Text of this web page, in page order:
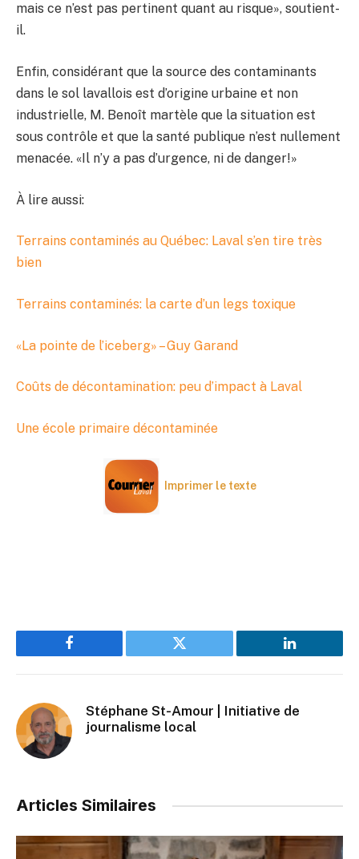
mais ce n’est pas pertinent quant au risque», soutient-
il.
Enfin, considérant que la source des contaminants
dans le sol lavallois est d’origine urbaine et non
industrielle, M. Benoît martèle que la situation est
sous contrôle et que la santé publique n’est nullement
menacée. «Il n’y a pas d’urgence, ni de danger!»
À lire aussi:
Terrains contaminés au Québec: Laval s’en tire très
bien
Terrains contaminés: la carte d’un legs toxique
«La pointe de l’iceberg» – Guy Garand
Coûts de décontamination: peu d’impact à Laval
Une école primaire décontaminée
Imprimer le texte
Facebook Twitter LinkedIn
Stéphane St-Amour | Initiative de
journalisme local
Articles Similaires